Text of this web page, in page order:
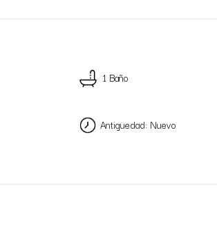
1 Baño
Antiguedad: Nuevo